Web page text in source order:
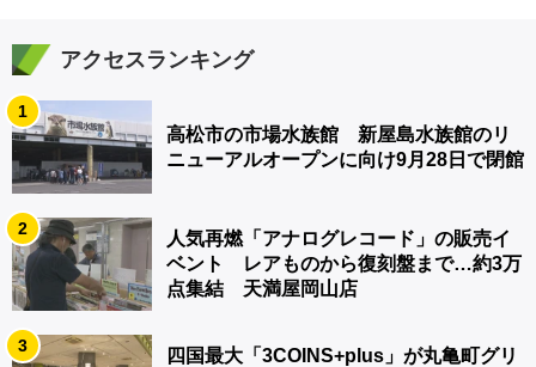
アクセスランキング
1
高松市の市場水族館 新屋島水族館のリ
ニューアルオープンに向け9月28日で閉館
2
人気再燃「アナログレコード」の販売イ
ベント レアものから復刻盤まで…約3万
点集結 天満屋岡山店
3
四国最大「3COINS+plus」が丸亀町グリ